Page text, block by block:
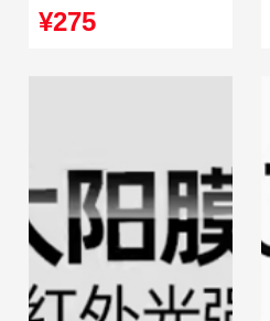
用纯净自来水测试
¥275